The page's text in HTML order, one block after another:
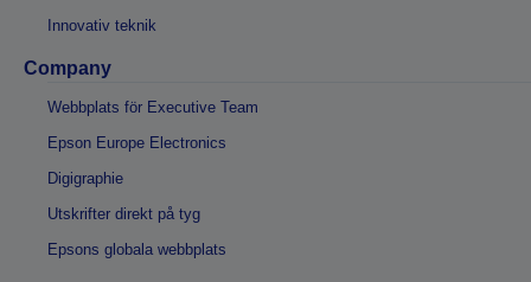
Innovativ teknik
Company
Webbplats för Executive Team
Epson Europe Electronics
Digigraphie
Utskrifter direkt på tyg
Epsons globala webbplats